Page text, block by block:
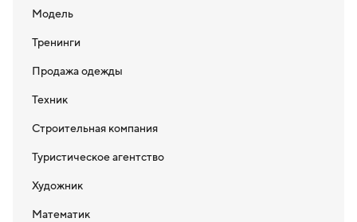
Модель
Тренинги
Продажа одежды
Техник
Строительная компания
Туристическое агентство
Художник
Математик